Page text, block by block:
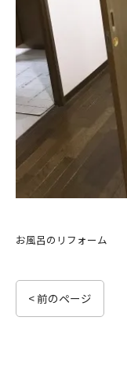
お風呂のリフォーム
< 前のページ